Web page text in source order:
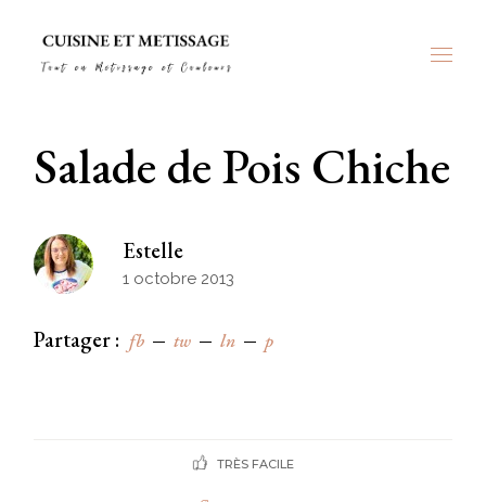
content
Salade de Pois Chiche
Estelle
1 octobre 2013
Partager : fb tw ln p
TRÈS FACILE